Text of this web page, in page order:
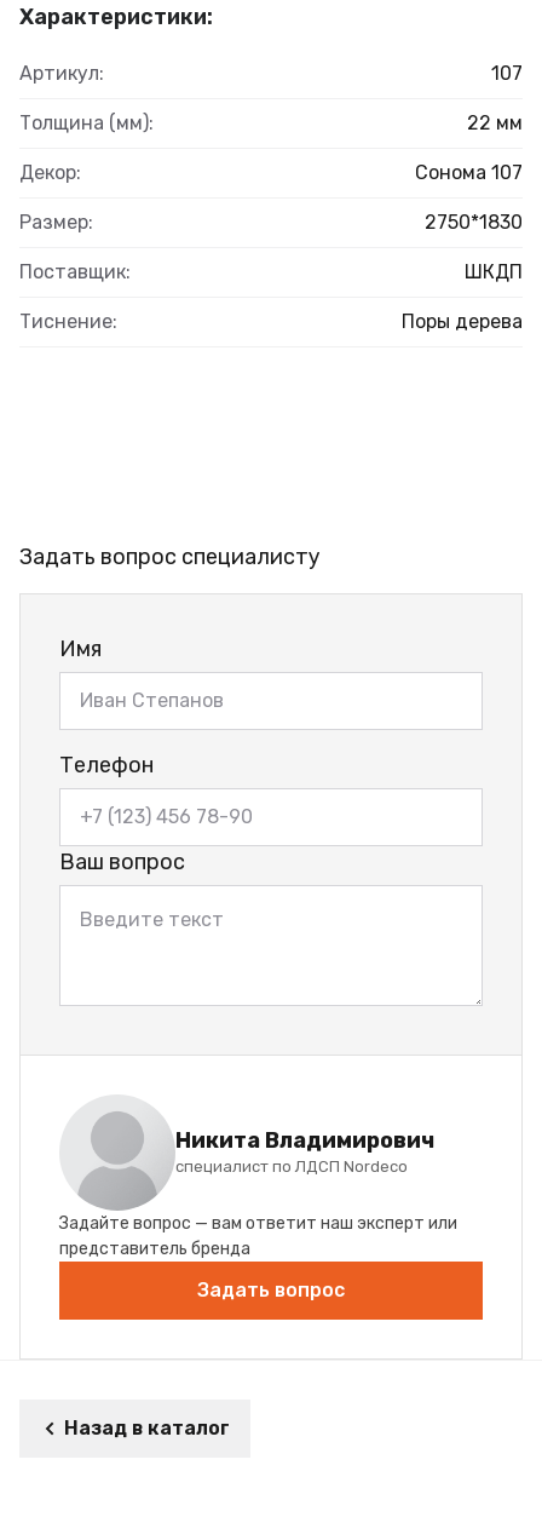
Характеристики:
Артикул: 107
Толщина (мм): 22 мм
Декор: Сонома 107
Размер: 2750*1830
Поставщик: ШКДП
Тиснение: Поры дерева
Задать вопрос специалисту
Имя
Телефон
Ваш вопрос
Никита Владимирович
специалист по ЛДСП Nordeco
Задайте вопрос — вам ответит наш эксперт или
представитель бренда
Задать вопрос
Назад в каталог